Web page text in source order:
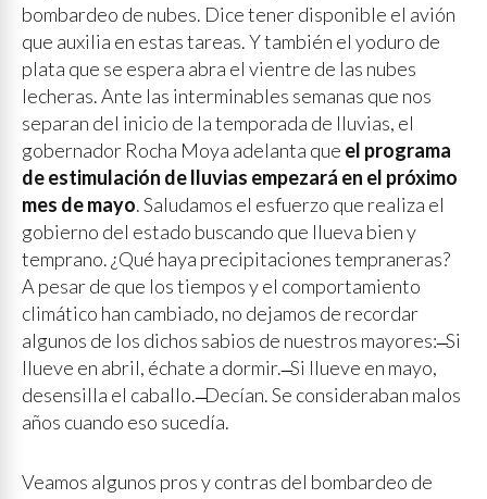
bombardeo de nubes. Dice tener disponible el avión
que auxilia en estas tareas. Y también el yoduro de
plata que se espera abra el vientre de las nubes
lecheras. Ante las interminables semanas que nos
separan del inicio de la temporada de lluvias, el
gobernador Rocha Moya adelanta que el programa
de estimulación de lluvias empezará en el próximo
mes de mayo. Saludamos el esfuerzo que realiza el
gobierno del estado buscando que llueva bien y
temprano. ¿Qué haya precipitaciones tempraneras?
A pesar de que los tiempos y el comportamiento
climático han cambiado, no dejamos de recordar
algunos de los dichos sabios de nuestros mayores: ̶ Si
llueve en abril, échate a dormir. ̶ Si llueve en mayo,
desensilla el caballo. ̶ Decían. Se consideraban malos
años cuando eso sucedía.
Veamos algunos pros y contras del bombardeo de